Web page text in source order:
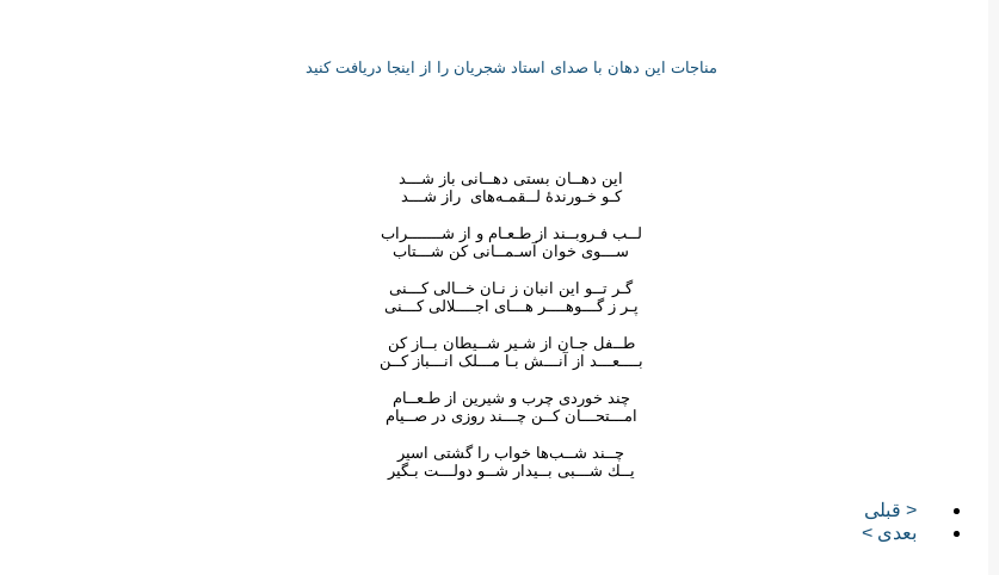
مناجات این دهان با صدای استاد شجریان را از اینجا دریافت کنید
اين دهــان بستی دهــانی باز شـــد
كـو خـورندهٔ لــقمـه‌های راز شـــد
لــب فـروبــند از طـعـام و از شـــــــراب
ســـوی خوان آسـمــانی كن شـــتاب
گـر تــو اين انبان ز نـان خــالی كـــنی
پـر ز گـــوهــــر هـــای اجــــلالی كـــنی
طــفل جـان از شـير شــيطان بــاز كن
بــــعـــد از آنـــش بـا مـــلک انـــباز كــن
چند خوردی چرب و شيرين از طـعــام
امـــتحـــان كــن چـــند روزی در صــيام
چــند شــب‌ها خواب را گشتی اسير
يــك شـــبی بــيدار شــو دولـــت بـگير
< قبلی
بعدی >